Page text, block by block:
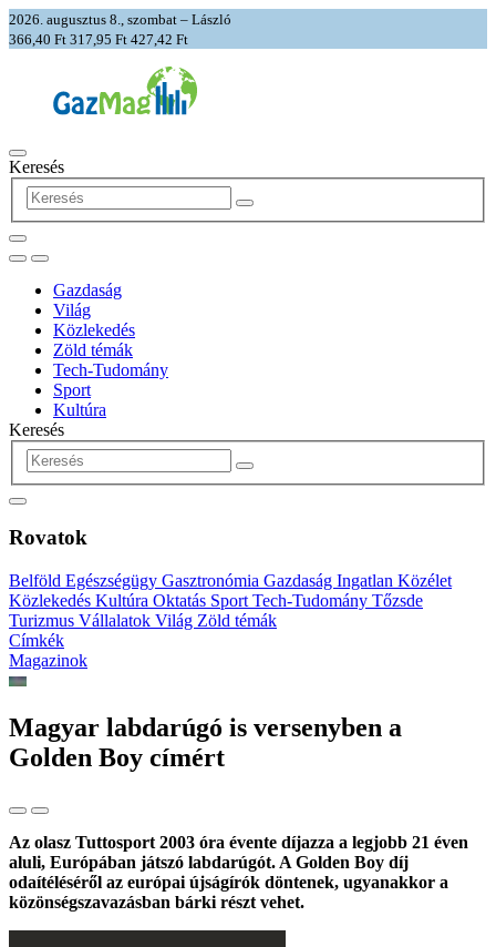
2026. augusztus 8., szombat – László
366,40 Ft 317,95 Ft 427,42 Ft
Keresés
Gazdaság
Világ
Közlekedés
Zöld témák
Tech-Tudomány
Sport
Kultúra
Keresés
Rovatok
Belföld Egészségügy Gasztronómia Gazdaság Ingatlan Közélet
Közlekedés Kultúra Oktatás Sport Tech-Tudomány Tőzsde
Turizmus Vállalatok Világ Zöld témák
Címkék
Magazinok
Magyar labdarúgó is versenyben a
Golden Boy címért
Az olasz Tuttosport 2003 óra évente díjazza a legjobb 21 éven
aluli, Európában játszó labdarúgót. A Golden Boy díj
odaítéléséről az európai újságírók döntenek, ugyanakkor a
közönségszavazásban bárki részt vehet.